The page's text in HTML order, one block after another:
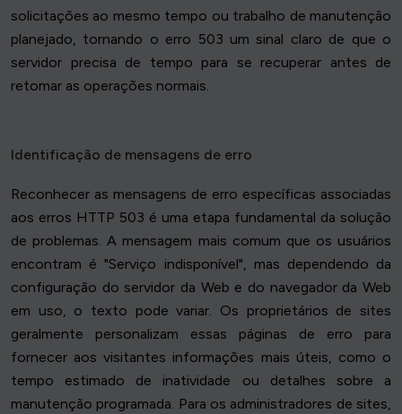
solicitações ao mesmo tempo ou trabalho de manutenção
planejado, tornando o erro 503 um sinal claro de que o
servidor precisa de tempo para se recuperar antes de
retomar as operações normais.
Identificação de mensagens de erro
Reconhecer as mensagens de erro específicas associadas
aos erros HTTP 503 é uma etapa fundamental da solução
de problemas. A mensagem mais comum que os usuários
encontram é "Serviço indisponível", mas dependendo da
configuração do servidor da Web e do navegador da Web
em uso, o texto pode variar. Os proprietários de sites
geralmente personalizam essas páginas de erro para
fornecer aos visitantes informações mais úteis, como o
tempo estimado de inatividade ou detalhes sobre a
manutenção programada. Para os administradores de sites,